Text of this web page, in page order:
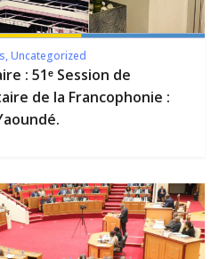
,Uncategorized
: 51ᵉ Session de
de la Francophonie :